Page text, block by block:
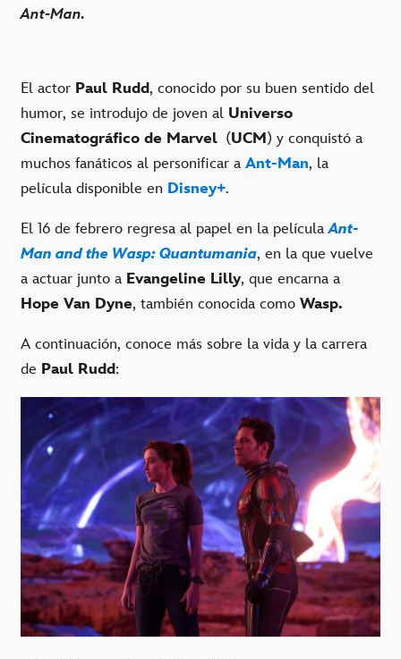
Ant-Man.
El actor Paul Rudd, conocido por su buen sentido del
humor, se introdujo de joven al Universo
Cinematográfico de Marvel (UCM) y conquistó a
muchos fanáticos al personificar a Ant-Man, la
película disponible en Disney+.
El 16 de febrero regresa al papel en la películaAnt-
Man and the Wasp: Quantumania, en la que vuelve
a actuar junto a Evangeline Lilly, que encarna a
Hope Van Dyne, también conocida como Wasp.
A continuación, conoce más sobre la vida y la carrera
de Paul Rudd: